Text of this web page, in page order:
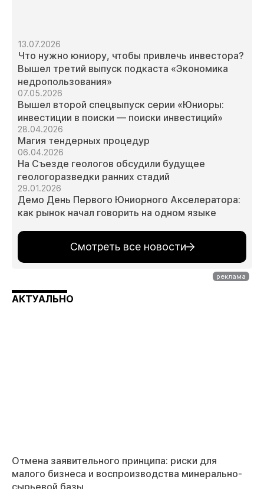
13.07.2026
Что нужно юниору, чтобы привлечь инвестора?
Вышел третий выпуск подкаста «Экономика
недропользования»
07.05.2026
Вышел второй спецвыпуск серии «Юниоры:
инвестиции в поиски — поиски инвестиций»
28.04.2026
Магия тендерных процедур
06.04.2026
На Съезде геологов обсудили будущее
геологоразведки ранних стадий
29.01.2026
Демо День Первого Юниорного Акселератора:
как рынок начал говорить на одном языке
Смотреть все новости
АКТУАЛЬНО
Отмена заявительного принципа: риски для
малого бизнеса и воспроизводства минерально-